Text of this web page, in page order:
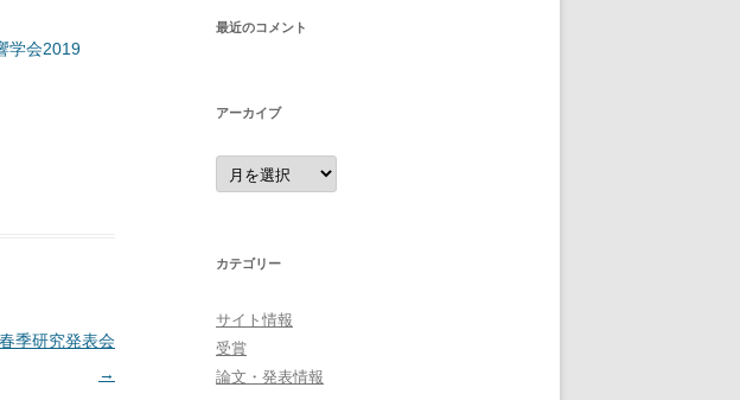
学会2019
季研究発表会
→
最近のコメント
アーカイブ
ア
ー
カ
カテゴリー
サイト情報
受賞
論文・発表情報